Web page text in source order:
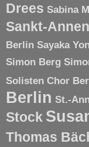
Drees Sabina
Sankt-
Berlin Sayaka
Simon Berg
Solisten Chor
Berlin St.-
Stock
Thomas